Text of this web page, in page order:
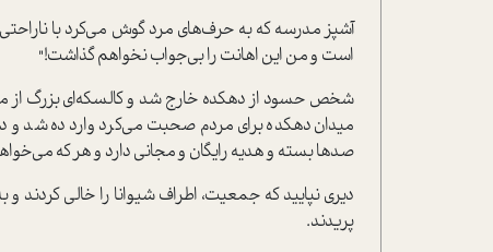
آشپز مدرسه که به حرف‌های مرد گوش می‌کرد با
است و من این اهانت را بی‌جواب نخواهم گذاشت!"
شخص حسود از دهکده خارج شد و کالسکه‌ای بزرگ از
میدان دهکده برای مردم صحبت می‌کرد وارد ده شد و
صدها بسته و هدیه رایگان و مجانی دارد و هر که
دیری نپايید که جمعیت، اطراف شیوانا را خالی کردند
پریدند.